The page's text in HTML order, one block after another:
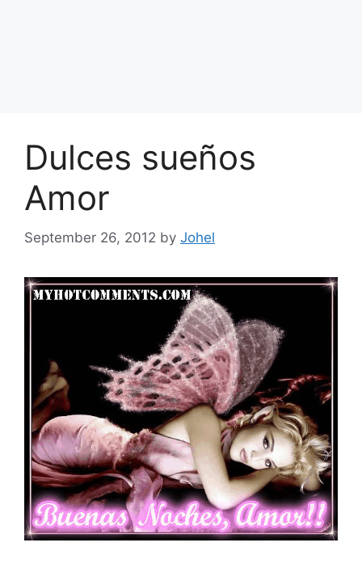
Dulces sueños
Amor
September 26, 2012 by Johel